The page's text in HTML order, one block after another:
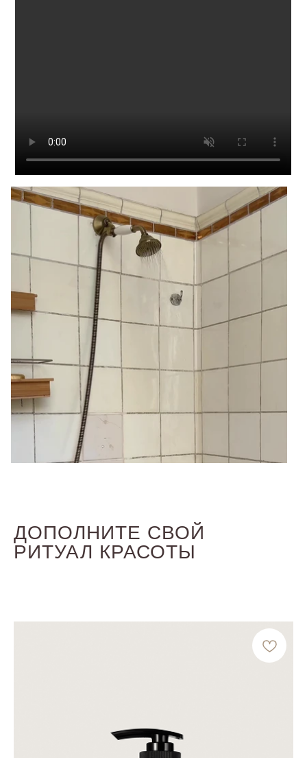
ПАНТЕНОЛ
ЭКСТРАКТЫ МОРСКИХ ВОДОРОСЛЕЙ
ДОПОЛНИТЕ СВОЙ
РИТУАЛ КРАСОТЫ